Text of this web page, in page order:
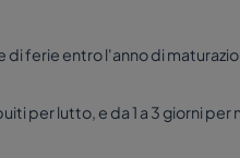
ferie entro l'anno di
per lutto, e da 1 a 3 giorni per